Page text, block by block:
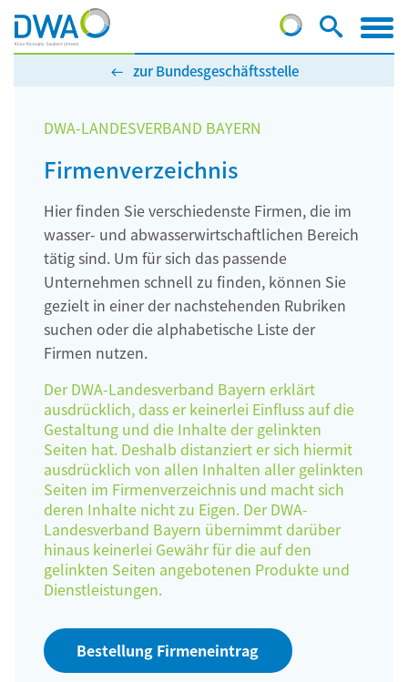
zur Bundesgeschäftsstelle
DWA-LANDESVERBAND BAYERN
Firmenverzeichnis
Hier finden Sie verschiedenste Firmen, die im
wasser- und abwasserwirtschaftlichen Bereich
tätig sind. Um für sich das passende
Unternehmen schnell zu finden, können Sie
gezielt in einer der nachstehenden Rubriken
suchen oder die alphabetische Liste der
Firmen nutzen.
Der DWA-Landesverband Bayern erklärt
ausdrücklich, dass er keinerlei Einfluss auf die
Gestaltung und die Inhalte der gelinkten
Seiten hat. Deshalb distanziert er sich hiermit
ausdrücklich von allen Inhalten aller gelinkten
Seiten im Firmenverzeichnis und macht sich
deren Inhalte nicht zu Eigen. Der DWA-
Landesverband Bayern übernimmt darüber
hinaus keinerlei Gewähr für die auf den
gelinkten Seiten angebotenen Produkte und
Dienstleistungen.
Bestellung Firmeneintrag